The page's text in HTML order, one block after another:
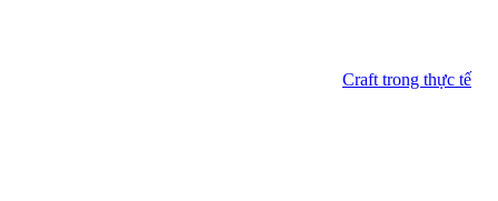
Craft trong thực tế